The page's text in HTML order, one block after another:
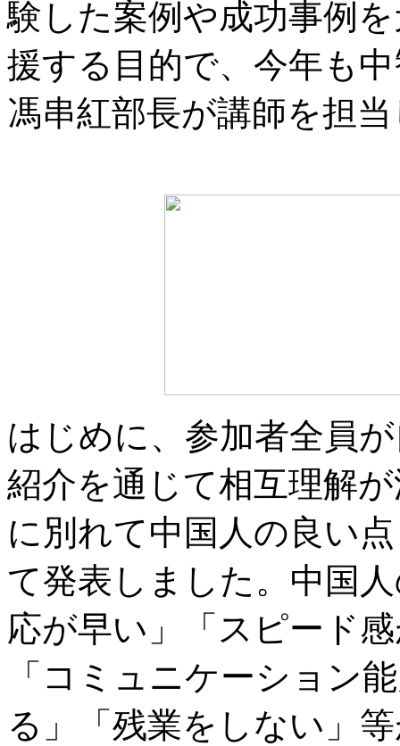
験した案例や成功事例
援する目的で、今年も
馮串紅部長が講師を担
はじめに、参加者全員
紹介を通じて相互理解
に別れて中国人の良い
て発表しました。中国
応が早い」「スピード
「コミュニケーション
る」「残業をしない」